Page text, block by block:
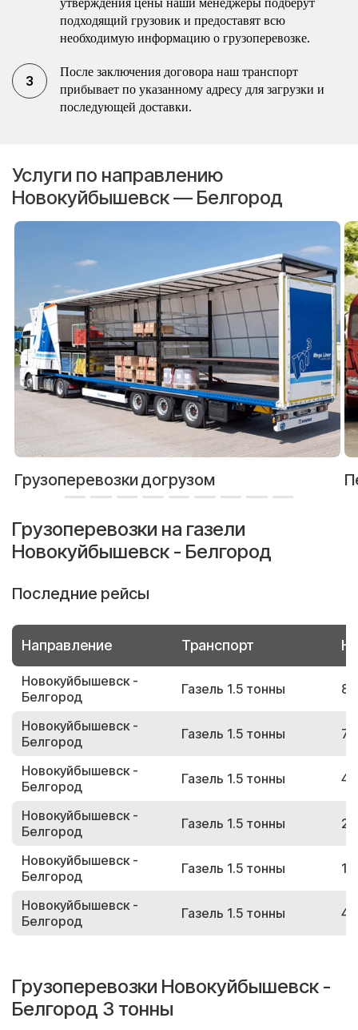
утверждения цены наши менеджеры подберут
подходящий грузовик и предоставят всю
необходимую информацию о грузоперевозке.
После заключения договора наш транспорт
прибывает по указанному адресу для загрузки и
последующей доставки.
Услуги по направлению
Новокуйбышевск — Белгород
Грузоперевозки догрузом
Грузоперевозки на газели
Новокуйбышевск - Белгород
Последние рейсы
Направление Транспорт
Новокуйбышевск -
Белгород
Газель 1.5 тонны
Новокуйбышевск -
Белгород
Газель 1.5 тонны
Новокуйбышевск -
Белгород
Газель 1.5 тонны
Новокуйбышевск -
Белгород
Газель 1.5 тонны
Новокуйбышевск -
Белгород
Газель 1.5 тонны
Новокуйбышевск -
Белгород
Газель 1.5 тонны
Грузоперевозки Новокуйбышевск -
Белгород 3 тонны